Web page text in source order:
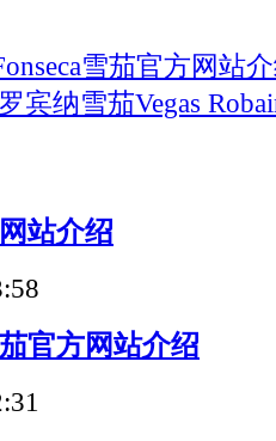
雪茄官方网站
宾纳雪茄Vegas
站介绍
官方网站介绍